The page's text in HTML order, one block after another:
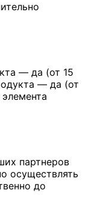
— да (от 15
— да (от
партнеров
осуществлять
до